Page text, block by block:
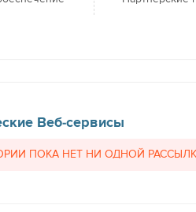
Веб-сервисы
ПОКА НЕТ НИ ОДНОЙ